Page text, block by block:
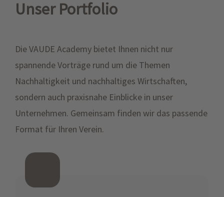
Unser Portfolio
Die VAUDE Academy bietet Ihnen nicht nur
spannende Vorträge rund um die Themen
Nachhaltigkeit und nachhaltiges Wirtschaften,
sondern auch praxisnahe Einblicke in unser
Unternehmen. Gemeinsam finden wir das passende
Format für Ihren Verein.